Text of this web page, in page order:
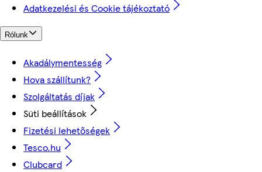
Adatkezelési és Cookie tájékoztató
Rólunk
Akadálymentesség
Hova szállítunk?
Szolgáltatás díjak
Süti beállítások
Fizetési lehetőségek
Tesco.hu
Clubcard